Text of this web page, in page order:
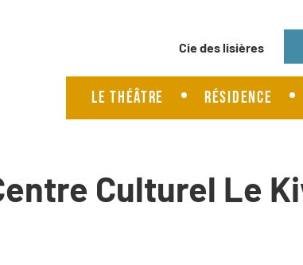
Le Théâtre Résidence
Culturel Le
cie
cie